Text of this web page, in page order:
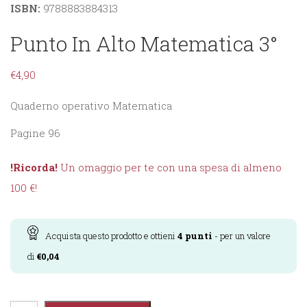
ISBN: 9788883884313
Punto In Alto Matematica 3°
€4,90
Quaderno operativo Matematica
Pagine 96
!Ricorda! Un omaggio per te con una spesa di almeno
100 €!
Acquista questo prodotto e ottieni 4 punti - per un valore
di €0,04